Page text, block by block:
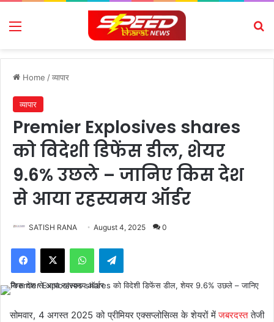
Menu
Home /व्यापार
व्यापार
Premier Explosives shares
को विदेशी डिफेंस डील, शेयर
9.6% उछले – जानिए किस देश
से आया रहस्यमय ऑर्डर
SATISH RANA August 4, 2025 0
Facebook
X WhatsAppTelegram
सोमवार, 4 अगस्त 2025 को प्रीमियर एक्सप्लोसिव्स के शेयरों मेंजबरदस्ततेजी